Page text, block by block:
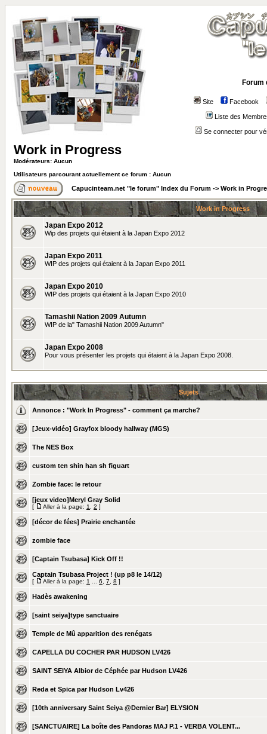
Forum
Site Facebook
Liste des
Se connecter pour
Work in Progress
Modérateurs: Aucun
Utilisateurs parcourant actuellement ce forum : Aucun
Capucinteam.net "le forum" Index du Forum -> Work in
Work in Progress
Japan Expo 2012
Wip des projets qui étaient à la Japan Expo 2012
Japan Expo 2011
WIP des projets qui étaient à la Japan Expo 2011
Japan Expo 2010
WIP des projets qui étaient à la Japan Expo 2010
Tamashii Nation 2009 Autumn
WIP de la" Tamashii Nation 2009 Autumn"
Japan Expo 2008
Pour vous présenter les projets qui étaient à la Japan Expo 2008.
Sujets
Annonce : "Work In Progress" - comment ça marche?
[Jeux-vidéo] Grayfox bloody hallway (MGS)
The NES Box
custom ten shin han sh figuart
Zombie face: le retour
[jeux video]Meryl Gray Solid
[ Aller à la page: 1 2 ]
[décor de fées] Prairie enchantée
zombie face
[Captain Tsubasa] Kick Off !!
Captain Tsubasa Project ! (up p8 le 14/12)
[ Aller à la page: 1 6 7 8 ]
Hadès awakening
[saint seiya]type sanctuaire
Temple de Mû apparition des renégats
CAPELLA DU COCHER PAR HUDSON LV426
SAINT SEIYA Albior de Céphée par Hudson LV426
Reda et Spica par Hudson Lv426
[10th anniversary Saint Seiya @Dernier Bar] ELYSION
[SANCTUAIRE] La boîte des Pandoras MAJ P.1 - VERBA VOLENT...